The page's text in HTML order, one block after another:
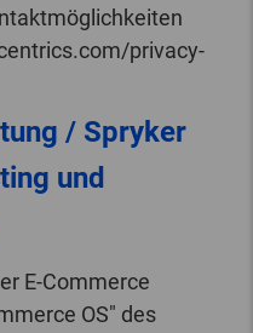
privacy-
/ Spryker
und
E-Commerce
OS" des